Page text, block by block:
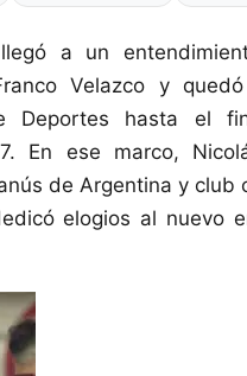
a un
Velazco y
Deportes hasta el
En ese marco,
de Argentina y club
elogios al nuevo